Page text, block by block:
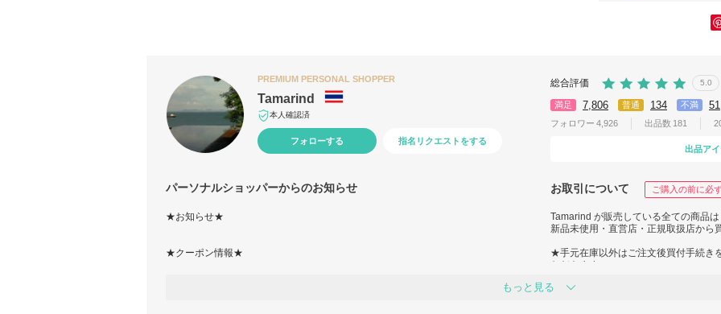
PREMIUM PERSONAL SHOPPER
Tamarind
本人確認済
フォローする 指名リクエストをする
総合評価 5.0
満足 7,806 普通 134 不満 51
フォロワー 4,926 出品数 181
出品ア
パーソナルショッパーからのお知らせ お取引について ご購入の前に必
★お知らせ★
★クーポン情報★
Tamarind が販売している全ての商品は
新品未使用・直営店・正規取扱店から
★手元在庫以外はご注文後買付手続き
ただきます。
★買付後、検品の上商品発送します。
もっと見る